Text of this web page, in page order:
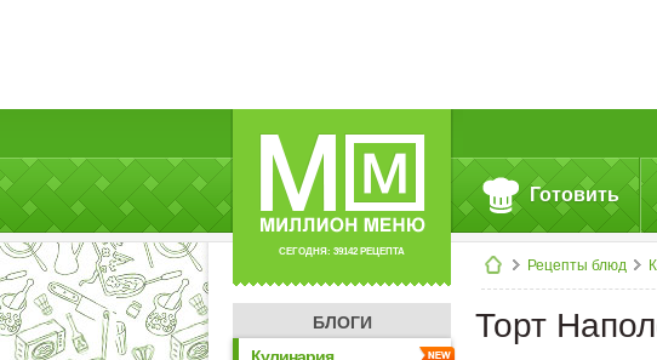
СЕГОДНЯ: 39142 РЕЦЕПТА
Готовить
Рецепты блюд
БЛОГИ
Торт